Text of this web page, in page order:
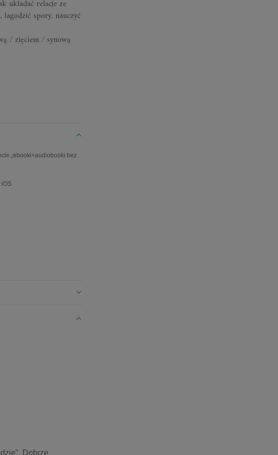
układać relacje ze
spory, nauczyć
/ zięciem / synową
„ebooki+audiobooki bez
iOS
Dobrze